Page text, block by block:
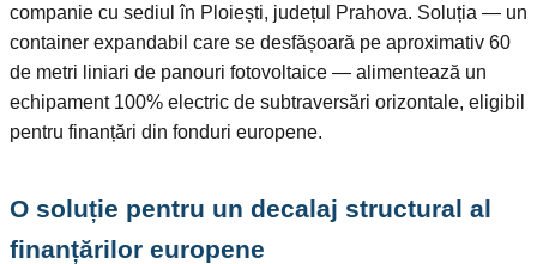
companie cu sediul în Ploiești, județul Prahova. Soluția — un
container expandabil care se desfășoară pe aproximativ 60
de metri liniari de panouri fotovoltaice — alimentează un
echipament 100% electric de subtraversări orizontale, eligibil
pentru finanțări din fonduri europene.
O soluție pentru un decalaj structural al
finanțărilor europene